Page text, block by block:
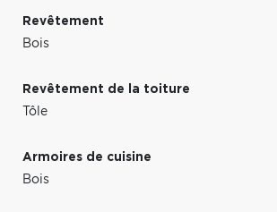
Revêtement
Bois
Revêtement de la toiture
Tôle
Armoires de cuisine
Bois